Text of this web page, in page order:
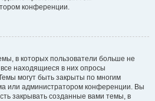
конференции.
в которых пользователи больше не
находящиеся в них опросы
могут быть закрыты по многим
или администратором конференции. Вы
закрывать созданные вами темы, в